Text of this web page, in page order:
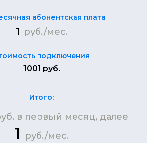
абонентская плата
1 руб./мес.
подключения
1001 руб.
Итого:
в первый месяц, далее
1 руб./мес.